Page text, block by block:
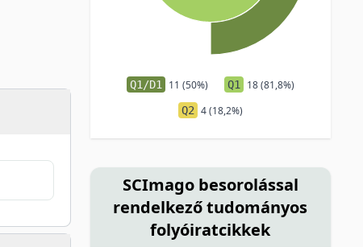
Q1/D1 11 (50%) Q1 18 (81,8%)
Q2 4 (18,2%)
SCImago besorolással
rendelkező tudományos
folyóiratcikkek